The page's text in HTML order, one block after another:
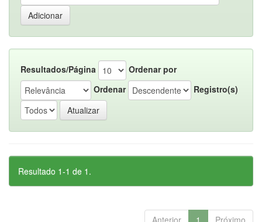
Resultados/Página
Ordenar por
Ordenar
Registro(s)
Resultado 1-1 de 1.
Anterior 1 Próximo